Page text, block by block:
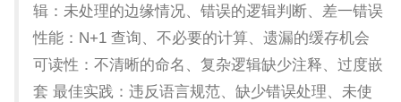
辑：未处理的边缘情况、错误的逻辑判断、差一错误
性能：N+1 查询、不必要的计算、遗漏的缓存机会
可读性：不清晰的命名、复杂逻辑缺少注释、过度嵌
套 最佳实践：违反语言规范、缺少错误处理、未使